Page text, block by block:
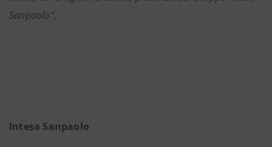
Sanpaolo”.
Intesa Sanpaolo